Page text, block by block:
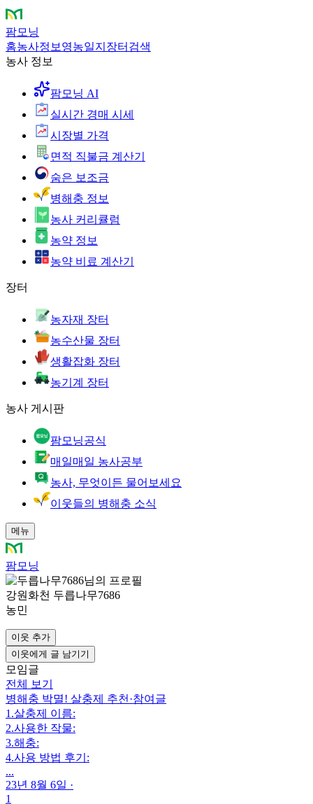
팜모닝
홈농사정보 영농일지 장터 검색
농사 정보
팜모닝 AI
실시간 경매 시세
시장별 가격
면적 직불금 계산기
숨은 보조금
병해충 정보
농사 커리큘럼
농약 정보
농약 비료 계산기
장터
농자재 장터
농수산물 장터
생활잡화 장터
농기계 장터
농사 게시판
팜모닝공식
매일매일 농사공부
농사, 무엇이든 물어보세요
이웃들의 병해충 소식
메뉴
팜모닝
강원화천 두릅나무7686
농민
이웃 추가
이웃에게 글 남기기
모임글
전체 보기
병해충 박멸! 살충제 추천 ·참여글
1.살충제 이름:
2.사용한 작물:
3.해충:
4.사용 방법 후기:
...
23년 8월 6일 ·
1